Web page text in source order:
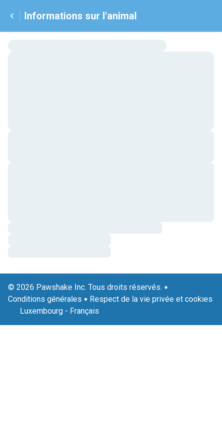
Informations sur l'animal
© 2026 Pawshake Inc. Tous droits réservés.
Conditions générales
Respect de la vie privée et cookies
Luxembourg - Français